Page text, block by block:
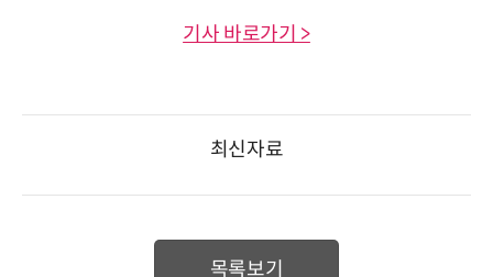
기사 바로가기 >
최신자료
목록보기